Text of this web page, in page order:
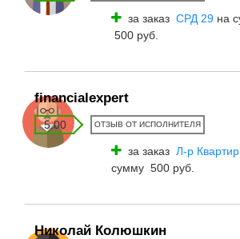
за заказ СРД 29 на
500 руб.
financialexpert
5.00 ОТЗЫВ ОТ ИСПОЛНИТЕЛЯ
за заказ Л-р
сумму 500 руб.
Николай Колюшкин